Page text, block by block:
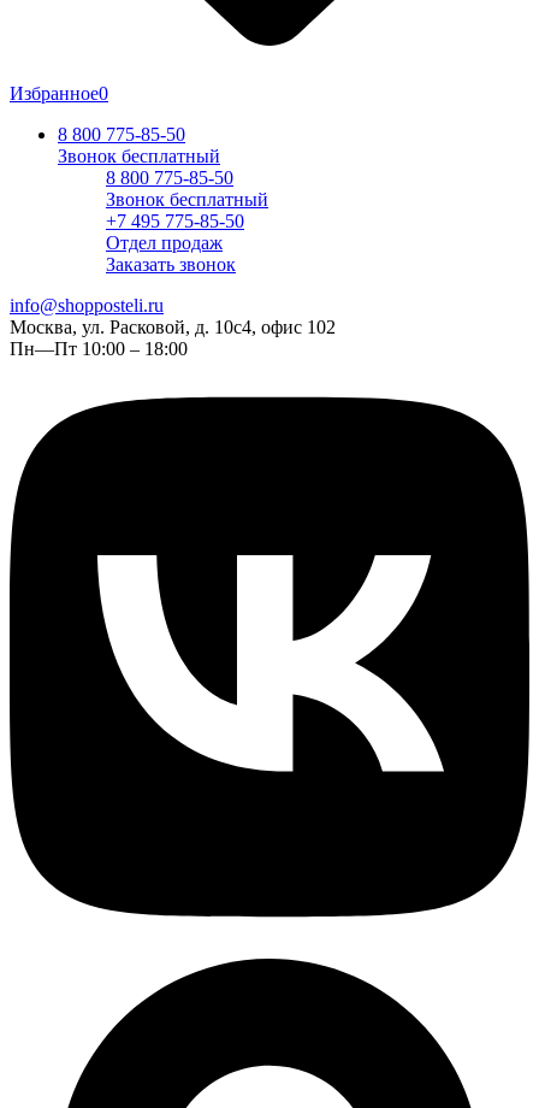
Избранное0
8 800 775-85-50
Звонок бесплатный
8 800 775-85-50
Звонок бесплатный
+7 495 775-85-50
Отдел продаж
Заказать звонок
info@shopposteli.ru
Москва, ул. Расковой, д. 10с4, офис 102
Пн—Пт 10:00 – 18:00